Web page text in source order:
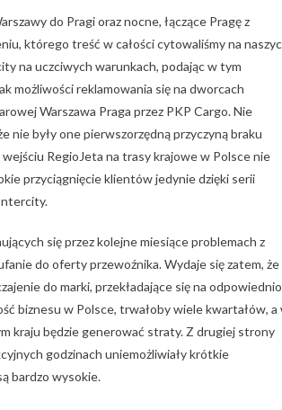
do Pragi oraz nocne, łączące Pragę z
którego treść w całości cytowaliśmy na
na uczciwych warunkach, podając w tym
możliwości reklamowania się na dworcach
Warszawa Praga przez PKP Cargo. Nie
były one pierwszorzędną przyczyną braku
RegioJeta na trasy krajowe w Polsce nie
przyciągnięcie klientów jedynie dzięki serii
się przez kolejne miesiące problemach z
do oferty przewoźnika. Wydaje się zatem, że
do marki, przekładające się na odpowiednio
biznesu w Polsce, trwałoby wiele kwartałów, a
kraju będzie generować straty. Z drugiej strony
godzinach uniemożliwiały krótkie
bardzo wysokie.